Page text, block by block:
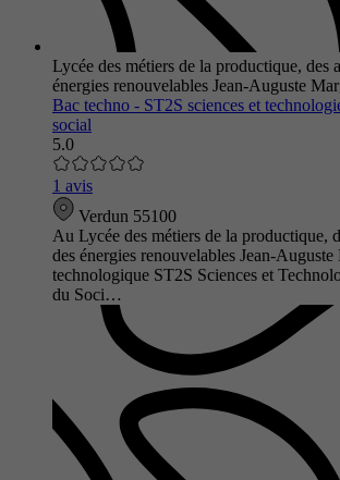
Lycée des métiers de la productique, des
énergies renouvelables Jean-Auguste
Bac techno - ST2S sciences et
social
5.0
1 avis
Verdun 55100
Au Lycée des métiers de la productique,
des énergies renouvelables Jean-
technologique ST2S Sciences et
du Soci…